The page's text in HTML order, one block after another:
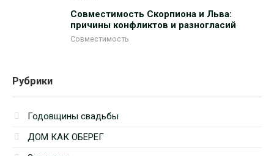
Совместимость Скорпиона и Льва:
причины конфликтов и разногласий
Совместимость
Рубрики
Годовщины свадьбы
ДОМ КАК ОБЕРЕГ